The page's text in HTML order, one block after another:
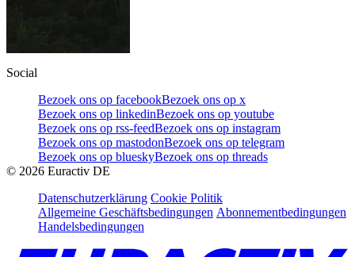
Social
Bezoek ons op facebookBezoek ons op x
Bezoek ons op linkedinBezoek ons op youtube
Bezoek ons op rss-feedBezoek ons op instagram
Bezoek ons op mastodonBezoek ons op telegram
Bezoek ons op blueskyBezoek ons op threads
© 2026 Euractiv DE
Datenschutzerklärung Cookie Politik
Allgemeine Geschäftsbedingungen Abonnementbedingungen
Handelsbedingungen